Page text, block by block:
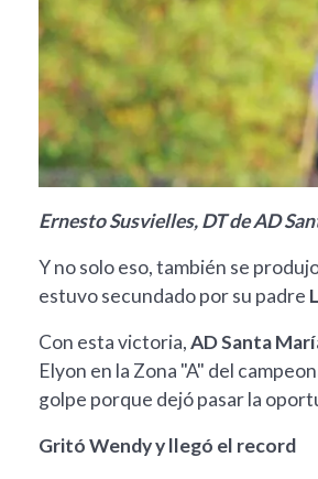
Ernesto Susvielles, DT de AD
Y no solo eso, también se
estuvo secundado por su padre
Con esta victoria,AD Santa
Elyon en la Zona "A" del
golpe porque dejó pasar la
Gritó Wendy y llegó el record